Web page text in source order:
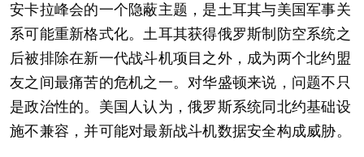
安卡拉峰会的一个隐蔽主题，是土耳其与美国军事关
系可能重新格式化。土耳其获得俄罗斯制防空系统之
后被排除在新一代战斗机项目之外，成为两个北约盟
友之间最痛苦的危机之一。对华盛顿来说，问题不只
是政治性的。美国人认为，俄罗斯系统同北约基础设
施不兼容，并可能对最新战斗机数据安全构成威胁。